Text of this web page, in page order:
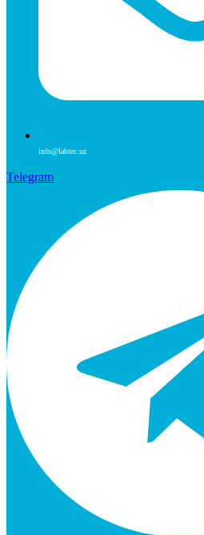
info@labtec.uz
Telegram